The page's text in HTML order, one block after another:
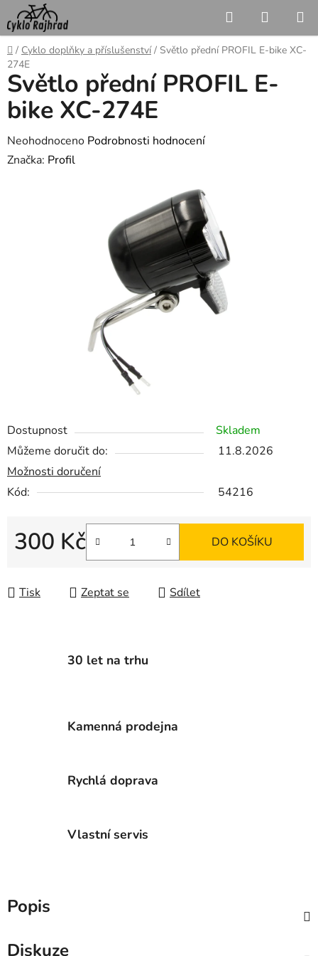
Přejít
na
obsah
Hledat
KOŠÍK
Domů
/ Cyklo doplňky a příslušenství / Světlo přední PROFIL E-bike XC-
274E
Dostupnost
Skladem
Můžeme doručit do:
11.8.2026
Možnosti doručení
Kód:
54216
300 Kč DO KOŠÍKU
Tisk Zeptat se Sdílet
Světlo přední PROFIL E-
bike XC-274E
Průměrné
hodnocení
Neohodnoceno Podrobnosti hodnocení
Značka: Profil
30 let na trhu
Kamenná prodejna
Rychlá doprava
Vlastní servis
Popis
Diskuze